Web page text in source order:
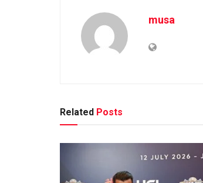
musa
Related Posts